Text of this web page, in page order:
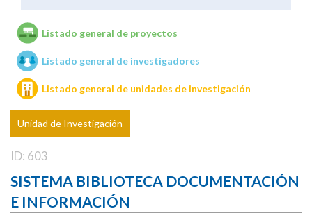
Unidades de investigación
Listado general de proyectos
Listado general de investigadores
Listado general de unidades de investigación
Unidad de Investigación
ID: 603
SISTEMA BIBLIOTECA DOCUMENTACIÓN
E INFORMACIÓN